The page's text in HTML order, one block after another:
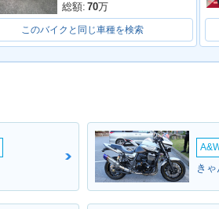
総額: 70万
このバイクと同じ車種を検索
き